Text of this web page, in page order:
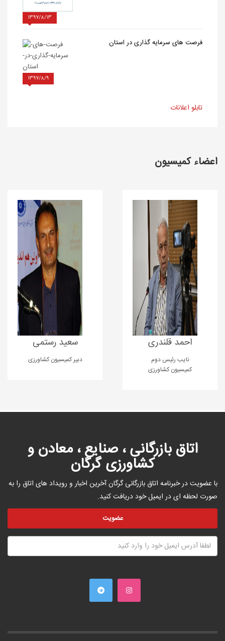
1397/8/13
1397/8/9
فرصت های سرمایه گذاری در استان
تابلو اعلانات
اعضاء کمیسیون
سعید رستمی
دبیر کمیسیون کشاورزی
احمد قلندری
نایب رئیس دوم
کمیسیون کشاورزی
اتاق بازرگانی ، صنایع ، معادن و
کشاورزی گرگان
با عضویت در خبرنامه اتاق بازرگانی گرگان آخرین اخبار و رویداد های اتاق را به
صورت لحظه ای در ایمیل خود دریافت کنید.